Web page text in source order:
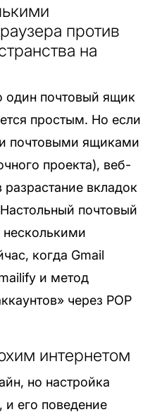
против
на
один почтовый ящик
простым. Но если
почтовыми ящиками
проекта), веб-
вкладок
почтовый
несколькими
когда Gmail
и метод
через POP
интернетом
но настройка
и его поведение